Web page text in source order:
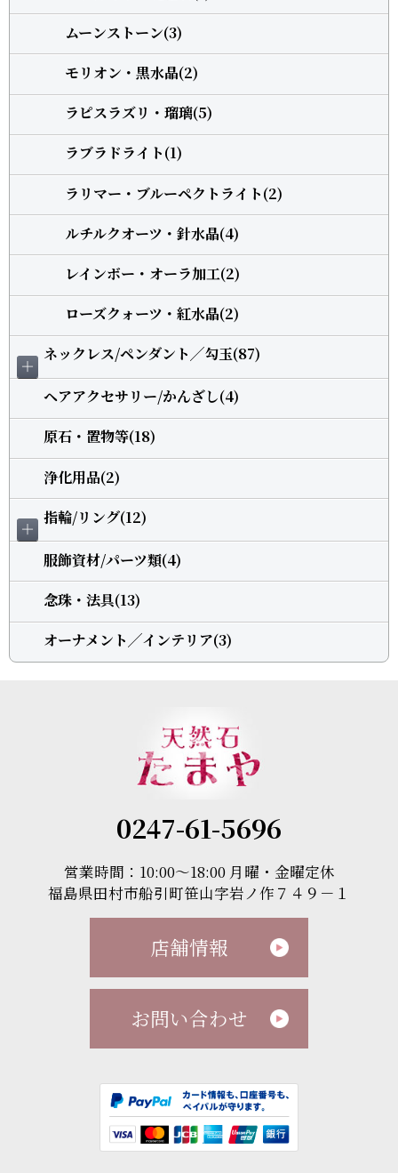
ムーンストーン(3)
モリオン・黒水晶(2)
ラピスラズリ・瑠璃(5)
ラブラドライト(1)
ラリマー・ブルーペクトライト(2)
ルチルクオーツ・針水晶(4)
レインボー・オーラ加工(2)
ローズクォーツ・紅水晶(2)
＋
ネックレス/ペンダント╱勾玉(87)
ヘアアクセサリー/かんざし(4)
原石・置物等(18)
浄化用品(2)
＋
指輪/リング(12)
服飾資材/パーツ類(4)
念珠・法具(13)
オーナメント╱インテリア(3)
0247-61-5696
営業時間：10:00～18:00 月曜・金曜定休
福島県田村市船引町笹山字岩ノ作７４９－１
店舗情報
お問い合わせ